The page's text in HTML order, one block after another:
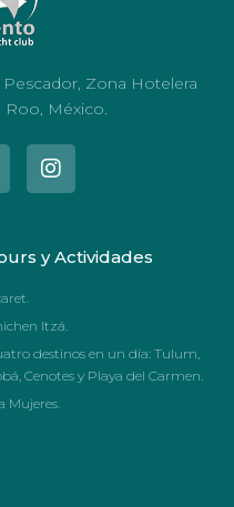
Pescador, Zona Hotelera
Roo, México.
y Actividades
Itzá.
destinos en un día: Tulum,
Cenotes y Playa del Carmen.
Mujeres.